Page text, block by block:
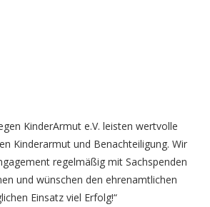
KinderArmut e.V. leisten wertvolle
Kinderarmut und Benachteiligung. Wir
regelmäßig mit Sachspenden
und wünschen den ehrenamtlichen
Einsatz viel Erfolg!“